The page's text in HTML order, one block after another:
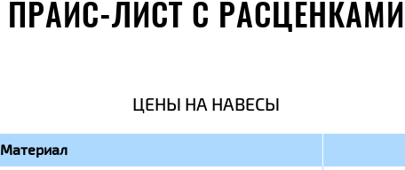
ПРАЙС-ЛИСТ С РАСЦЕНКАМИ
ЦЕНЫ НА НАВЕСЫ
Материал